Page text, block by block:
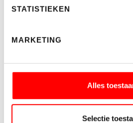
STATISTIEKEN
MARKETING
Alles
Selectie
Schrijf je hier in voor de
WELKE NIEUWSBRIEF WENST
Makelaardij